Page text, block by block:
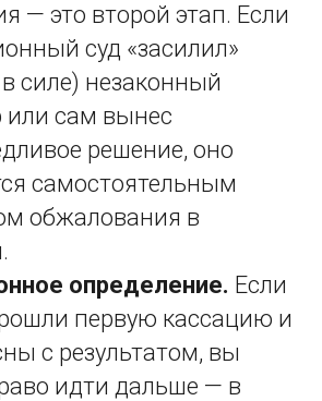
— это второй этап. Если
суд «засилил»
силе) незаконный
или сам вынес
решение, оно
самостоятельным
обжалования в
определение. Если
первую кассацию и
с результатом, вы
идти дальше — в